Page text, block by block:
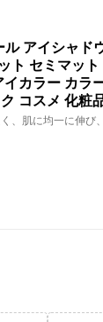
ル アイシャド
ト セミマッ
カラー カラ
コスメ 化粧
、肌に均一に伸び